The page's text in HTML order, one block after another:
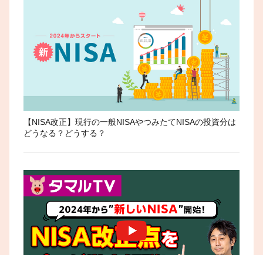
【NISA改正】現行の一般NISAやつみたてNISAの投資分は
どうなる？どうする？